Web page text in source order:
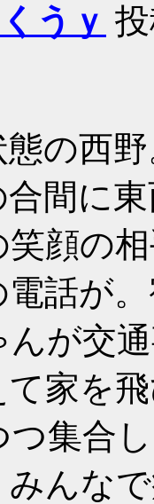
うｙ
の西
間に
笑顔の
話が
んが交
家を
つ集合
んな